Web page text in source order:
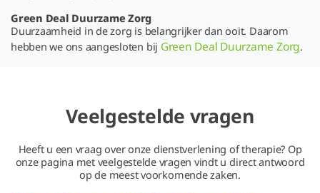
Green Deal Duurzame Zorg
Duurzaamheid in de zorg is belangrijker dan ooit. Daarom
hebben we ons aangesloten bij Green Deal Duurzame Zorg.
Veelgestelde vragen
Heeft u een vraag over onze dienstverlening of therapie? Op
onze pagina met veelgestelde vragen vindt u direct antwoord
op de meest voorkomende zaken.